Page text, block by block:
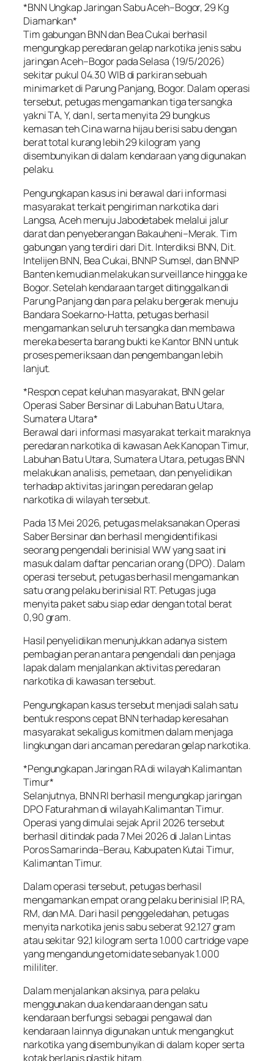
*BNN Ungkap Jaringan Sabu Aceh–Bogor, 29 Kg
Diamankan*
Tim gabungan BNN dan Bea Cukai berhasil
mengungkap peredaran gelap narkotika jenis sabu
jaringan Aceh–Bogor pada Selasa (19/5/2026)
sekitar pukul 04.30 WIB di parkiran sebuah
minimarket di Parung Panjang, Bogor. Dalam operasi
tersebut, petugas mengamankan tiga tersangka
yakni TA, Y, dan I, serta menyita 29 bungkus
kemasan teh Cina warna hijau berisi sabu dengan
berat total kurang lebih 29 kilogram yang
disembunyikan di dalam kendaraan yang digunakan
pelaku.
Pengungkapan kasus ini berawal dari informasi
masyarakat terkait pengiriman narkotika dari
Langsa, Aceh menuju Jabodetabek melalui jalur
darat dan penyeberangan Bakauheni–Merak. Tim
gabungan yang terdiri dari Dit. Interdiksi BNN, Dit.
Intelijen BNN, Bea Cukai, BNNP Sumsel, dan BNNP
Banten kemudian melakukan surveillance hingga ke
Bogor. Setelah kendaraan target ditinggalkan di
Parung Panjang dan para pelaku bergerak menuju
Bandara Soekarno-Hatta, petugas berhasil
mengamankan seluruh tersangka dan membawa
mereka beserta barang bukti ke Kantor BNN untuk
proses pemeriksaan dan pengembangan lebih
lanjut.
*Respon cepat keluhan masyarakat, BNN gelar
Operasi Saber Bersinar di Labuhan Batu Utara,
Sumatera Utara*
Berawal dari informasi masyarakat terkait maraknya
peredaran narkotika di kawasan Aek Kanopan Timur,
Labuhan Batu Utara, Sumatera Utara, petugas BNN
melakukan analisis, pemetaan, dan penyelidikan
terhadap aktivitas jaringan peredaran gelap
narkotika di wilayah tersebut.
Pada 13 Mei 2026, petugas melaksanakan Operasi
Saber Bersinar dan berhasil mengidentifikasi
seorang pengendali berinisial WW yang saat ini
masuk dalam daftar pencarian orang (DPO). Dalam
operasi tersebut, petugas berhasil mengamankan
satu orang pelaku berinisial RT. Petugas juga
menyita paket sabu siap edar dengan total berat
0,90 gram.
Hasil penyelidikan menunjukkan adanya sistem
pembagian peran antara pengendali dan penjaga
lapak dalam menjalankan aktivitas peredaran
narkotika di kawasan tersebut.
Pengungkapan kasus tersebut menjadi salah satu
bentuk respons cepat BNN terhadap keresahan
masyarakat sekaligus komitmen dalam menjaga
lingkungan dari ancaman peredaran gelap narkotika.
*Pengungkapan Jaringan RA di wilayah Kalimantan
Timur*
Selanjutnya, BNN RI berhasil mengungkap jaringan
DPO Faturahman di wilayah Kalimantan Timur.
Operasi yang dimulai sejak April 2026 tersebut
berhasil ditindak pada 7 Mei 2026 di Jalan Lintas
Poros Samarinda–Berau, Kabupaten Kutai Timur,
Kalimantan Timur.
Dalam operasi tersebut, petugas berhasil
mengamankan empat orang pelaku berinisial IP, RA,
RM, dan MA. Dari hasil penggeledahan, petugas
menyita narkotika jenis sabu seberat 92.127 gram
atau sekitar 92,1 kilogram serta 1.000 cartridge vape
yang mengandung etomidate sebanyak 1.000
mililiter.
Dalam menjalankan aksinya, para pelaku
menggunakan dua kendaraan dengan satu
kendaraan berfungsi sebagai pengawal dan
kendaraan lainnya digunakan untuk mengangkut
narkotika yang disembunyikan di dalam koper serta
kotak berlapis plastik hitam.